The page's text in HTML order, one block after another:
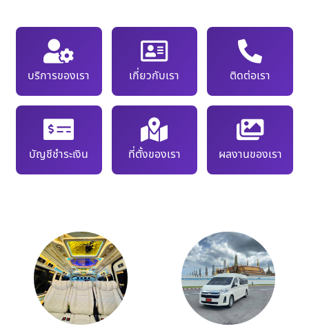
บริการของเรา เกี่ยวกับเรา ติดต่อเรา
บัญชีชำระเงิน ที่ตั้งของเรา ผลงานของเรา